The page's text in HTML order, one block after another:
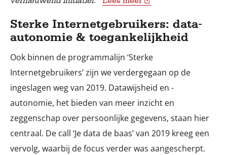
Sterke Internetgebruikers: data-
autonomie & toegankelijkheid
Ook binnen de programmalijn ‘Sterke
Internetgebruikers’ zijn we verdergegaan op de
ingeslagen weg van 2019. Datawijsheid en -
autonomie, het bieden van meer inzicht en
zeggenschap over persoonlijke gegevens, staan hier
centraal. De call ‘Je data de baas’ van 2019 kreeg een
vervolg, waarbij de focus verder was aangescherpt.